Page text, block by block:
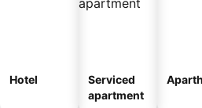
Hotel
Serviced
apartment